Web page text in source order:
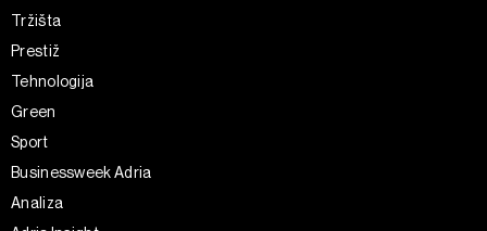
Tržišta
Prestiž
Tehnologija
Green
Sport
Businessweek Adria
Analiza